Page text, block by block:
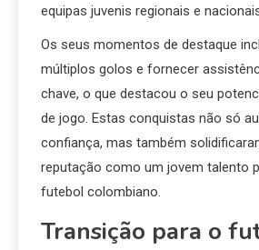
equipas juvenis regionais e
Os seus momentos de destaque
múltiplos golos e fornecer
chave, o que destacou o seu
de jogo. Estas conquistas não só
confiança, mas também
reputação como um jovem talento
futebol colombiano.
Transição para o